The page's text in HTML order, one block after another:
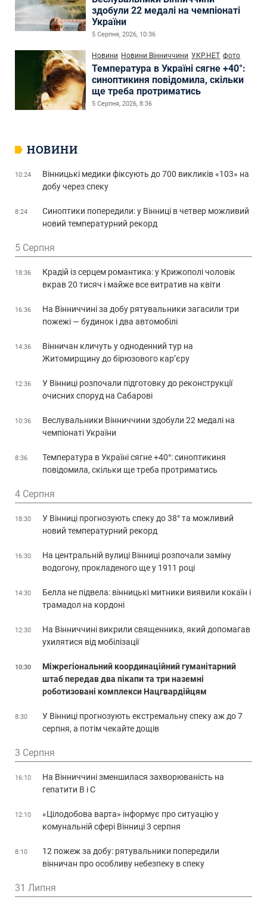
здобули 22 медалі на чемпіонаті
України
5 Серпня, 2026, 10:36
Новини Новини Вінниччини УКР.НЕТ фото
Температура в Україні сягне +40°:
синоптикиня повідомила, скільки
ще треба протриматись
5 Серпня, 2026, 8:36
НОВИНИ
10:24
Вінницькі медики фіксують до 700 викликів «103» на
добу через спеку
8:24
Синоптики попередили: у Вінниці в четвер можливий
новий температурний рекорд
5 Серпня
18:36
Крадій із серцем романтика: у Крижополі чоловік
вкрав 20 тисяч і майже все витратив на квіти
16:36
На Вінниччині за добу рятувальники загасили три
пожежі — будинок і два автомобілі
14:36
Вінничан кличуть у одноденний тур на
Житомирщину до бірюзового кар’єру
12:36
У Вінниці розпочали підготовку до реконструкції
очисних споруд на Сабарові
10:36
Веслувальники Вінниччини здобули 22 медалі на
чемпіонаті України
8:36
Температура в Україні сягне +40°: синоптикиня
повідомила, скільки ще треба протриматись
4 Серпня
18:30
У Вінниці прогнозують спеку до 38° та можливий
новий температурний рекорд
16:30
На центральній вулиці Вінниці розпочали заміну
водогону, прокладеного ще у 1911 році
14:30
Белла не підвела: вінницькі митники виявили кокаїн і
трамадол на кордоні
12:30
На Вінниччині викрили священника, який допомагав
ухилятися від мобілізації
10:30
Міжрегіональний координаційний гуманітарний
штаб передав два пікапи та три наземні
роботизовані комплекси Нацгвардійцям
8:30
У Вінниці прогнозують екстремальну спеку аж до 7
серпня, а потім чекайте дощів
3 Серпня
16:10
На Вінниччині зменшилася захворюваність на
гепатити В і С
12:10
«Цілодобова варта» інформує про ситуацію у
комунальній сфері Вінниці 3 серпня
8:10
12 пожеж за добу: рятувальники попередили
вінничан про особливу небезпеку в спеку
31 Липня